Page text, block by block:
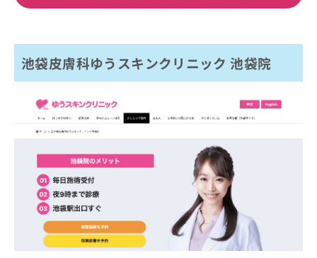
池袋皮膚科ゆうスキンクリニック 池袋院